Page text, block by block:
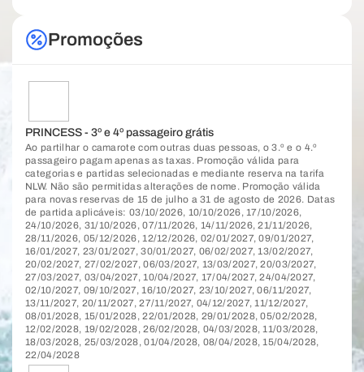
Promoções
PRINCESS - 3º e 4º passageiro grátis
Ao partilhar o camarote com outras duas pessoas, o 3.º e o 4.º
passageiro pagam apenas as taxas. Promoção válida para
categorias e partidas selecionadas e mediante reserva na tarifa
NLW. Não são permitidas alterações de nome. Promoção válida
para novas reservas de 15 de julho a 31 de agosto de 2026. Datas
de partida aplicáveis: 03/10/2026, 10/10/2026, 17/10/2026,
24/10/2026, 31/10/2026, 07/11/2026, 14/11/2026, 21/11/2026,
28/11/2026, 05/12/2026, 12/12/2026, 02/01/2027, 09/01/2027,
16/01/2027, 23/01/2027, 30/01/2027, 06/02/2027, 13/02/2027,
20/02/2027, 27/02/2027, 06/03/2027, 13/03/2027, 20/03/2027,
27/03/2027, 03/04/2027, 10/04/2027, 17/04/2027, 24/04/2027,
02/10/2027, 09/10/2027, 16/10/2027, 23/10/2027, 06/11/2027,
13/11/2027, 20/11/2027, 27/11/2027, 04/12/2027, 11/12/2027,
08/01/2028, 15/01/2028, 22/01/2028, 29/01/2028, 05/02/2028,
12/02/2028, 19/02/2028, 26/02/2028, 04/03/2028, 11/03/2028,
18/03/2028, 25/03/2028, 01/04/2028, 08/04/2028, 15/04/2028,
22/04/2028